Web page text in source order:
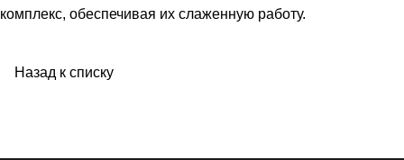
комплекс, обеспечивая их слаженную работу.
Назад к списку